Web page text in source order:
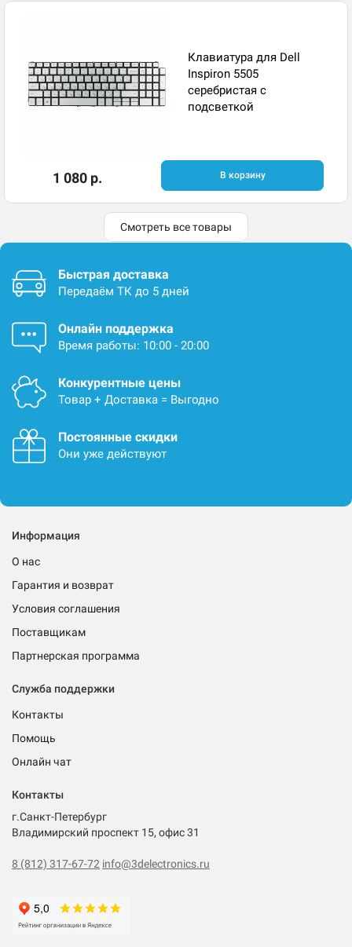
Клавиатура для Dell
Inspiron 5505
серебристая с
подсветкой
1 080 р. В корзину
Смотреть все товары
Быстрая доставка
Передаём ТК до 5 дней
Онлайн поддержка
Время работы: 10:00 - 20:00
Конкурентные цены
Товар + Доставка = Выгодно
Постоянные скидки
Они уже действуют
Информация
О нас
Гарантия и возврат
Условия соглашения
Поставщикам
Партнерская программа
Служба поддержки
Контакты
Помощь
Онлайн чат
Контакты
г.Санкт-Петербург
Владимирский проспект 15, офис 31
8 (812) 317-67-72 info@3delectronics.ru